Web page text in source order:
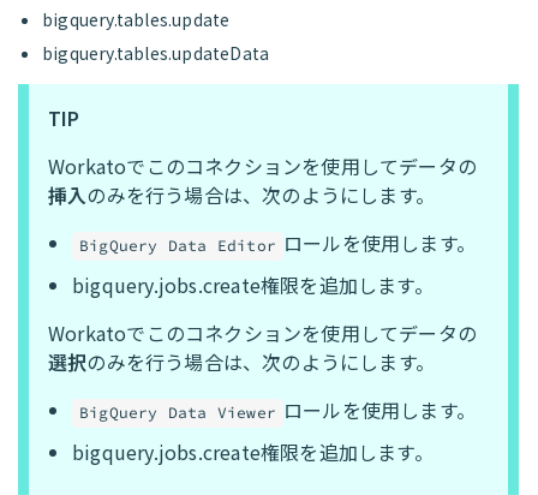
bigquery.tables.update
bigquery.tables.updateData
TIP
Workatoでこのコネクションを使用してデータの
挿入のみを行う場合は、次のようにします。
BigQuery Data Editor ロールを使用します。
bigquery.jobs.create権限を追加します。
Workatoでこのコネクションを使用してデータの
選択のみを行う場合は、次のようにします。
BigQuery Data Viewer ロールを使用します。
bigquery.jobs.create権限を追加します。